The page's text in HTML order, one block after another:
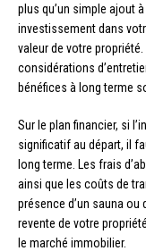
plus qu’un simple ajout
investissement dans
valeur de votre
considérations
bénéfices à long terme
Sur le plan financier, si
significatif au départ, il
long terme. Les frais
ainsi que les coûts de
présence d’un sauna ou
revente de votre
le marché immobilier.